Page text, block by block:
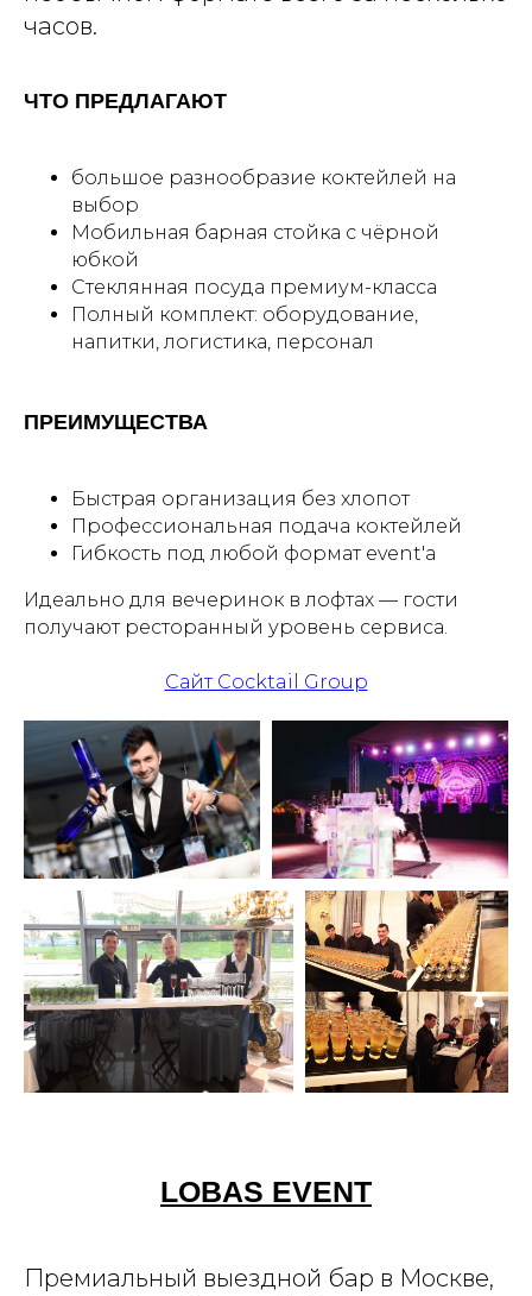
часов.​
ЧТО ПРЕДЛАГАЮТ
большое разнообразие коктейлей на
выбор
Мобильная барная стойка с чёрной
юбкой
Стеклянная посуда премиум-класса
Полный комплект: оборудование,
напитки, логистика, персонал
ПРЕИМУЩЕСТВА
Быстрая организация без хлопот
Профессиональная подача коктейлей
Гибкость под любой формат event'а
Идеально для вечеринок в лофтах — гости
получают ресторанный уровень сервиса.
Сайт Cocktail Group
LOBAS EVENT
Премиальный выездной бар в Москве,